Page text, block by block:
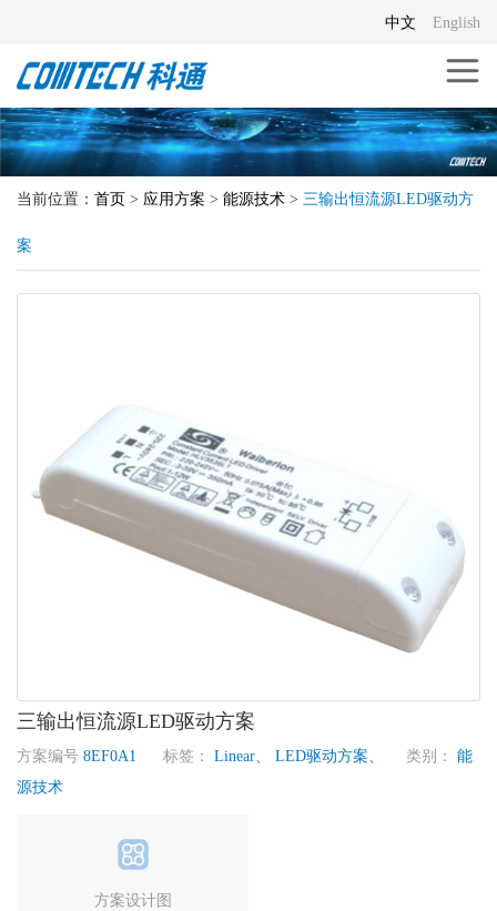
English
中文
当前位置： 首页 > 应用方案 > 能源技术 > 三输出恒流源LED驱动方
案
三输出恒流源LED驱动方案
方案编号 8EF0A1 标签： Linear、 LED驱动方案、 类别： 能
源技术
方案设计图